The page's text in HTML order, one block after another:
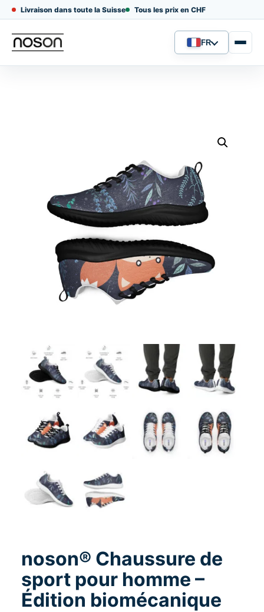
Livraison dans toute la Suisse Tous les prix en CHF
Langue
FR
noson® Chaussure de
sport pour homme –
Édition biomécanique